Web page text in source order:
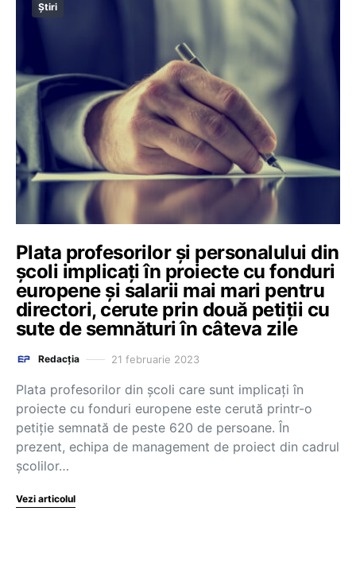
Știri
Plata profesorilor și personalului din
școli implicați în proiecte cu fonduri
europene și salarii mai mari pentru
directori, cerute prin două petiții cu
sute de semnături în câteva zile
Redacția 21 februarie 2023
Plata profesorilor din școli care sunt implicați în
proiecte cu fonduri europene este cerută printr-o
petiție semnată de peste 620 de persoane. În
prezent, echipa de management de proiect din cadrul
școlilor…
Vezi articolul